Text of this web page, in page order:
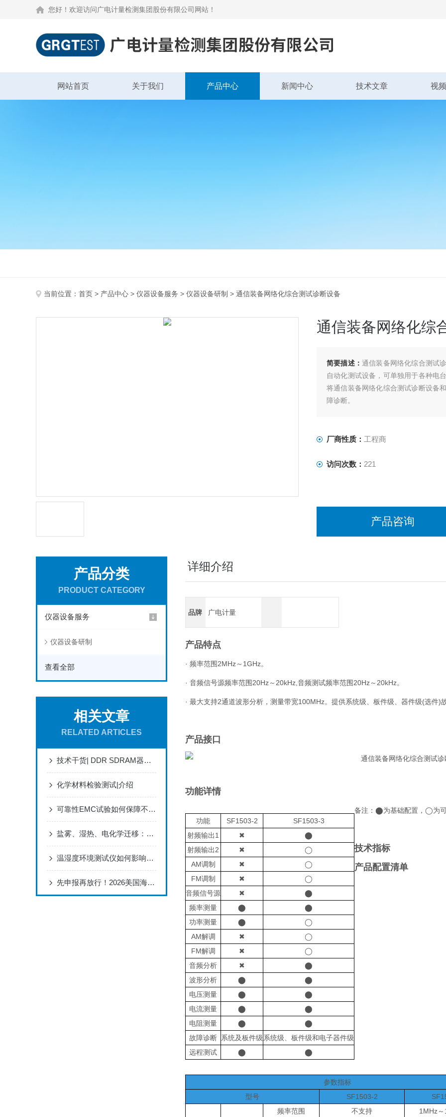
您好！欢迎访问广电计量检测集团股份有限公司网站！
网站首页 关于我们 产品中心 新闻中心 技术文章 视
当前位置： 首页 > 产品中心 > 仪器设备服务 > 仪器设备研制 > 通信装备网络化综合测试诊断设备
通信装备网络化综
简要描述： 通信装备网络化综合测试
自动化测试设备，可单独用于各种电
将通信装备网络化综合测试诊断设备
障诊断。
厂商性质： 工程商
访问次数： 221
产品咨询
产品分类
PRODUCT CATEGORY
仪器设备服务
仪器设备研制
查看全部
相关文章
RELATED ARTICLES
技术干货| DDR SDRAM器件电参数测试程序开发研究
化学材料检验测试|介绍
可靠性EMC试验如何保障不同环境下设备稳定运行
盐雾、湿热、电化学迁移：元器件耐腐蚀测试标准解读
温湿度环境测试仪如何影响实验结果？
先申报再放行！2026美国海关通关规则巨变你必须知道
详细介绍
品牌 广电计量
产品特点
· 频率范围2MHz～1GHz。
· 音频信号源频率范围20Hz～20kHz,音频测试频率范围20Hz～20kHz。
· 最大支持2通道波形分析，测量带宽100MHz。提供系统级、板件级、器件级(选件)
产品接口
功能详情
功能 SF1503-2
SF1503-3
射频输出1
✖
⬤
射频输出2
✖
◯
AM调制
✖
◯
FM调制
✖
◯
音频信号源
✖
⬤
频率测量
⬤
⬤
功率测量
⬤
◯
AM解调
✖
◯
FM解调
✖
◯
音频分析
✖
⬤
波形分析
⬤
⬤
电压测量
⬤
⬤
电流测量
⬤
⬤
电阻测量
⬤
⬤
故障诊断 系统及板件级系统级、板件级和电子器件级
远程测试
⬤ ⬤
备注：⬤为基础配置，◯为
技术指标
参数指标
型号
SF1503-2
频率范围
不支持 1MHz
产品配置清单